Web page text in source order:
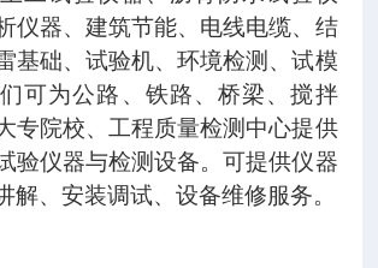
仪器、建筑节能、电线电缆、结
基础、试验机、环境检测、试模
可为公路、铁路、桥梁、搅拌
专院校、工程质量检测中心提供
验仪器与检测设备。可提供仪器
解、安装调试、设备维修服务。